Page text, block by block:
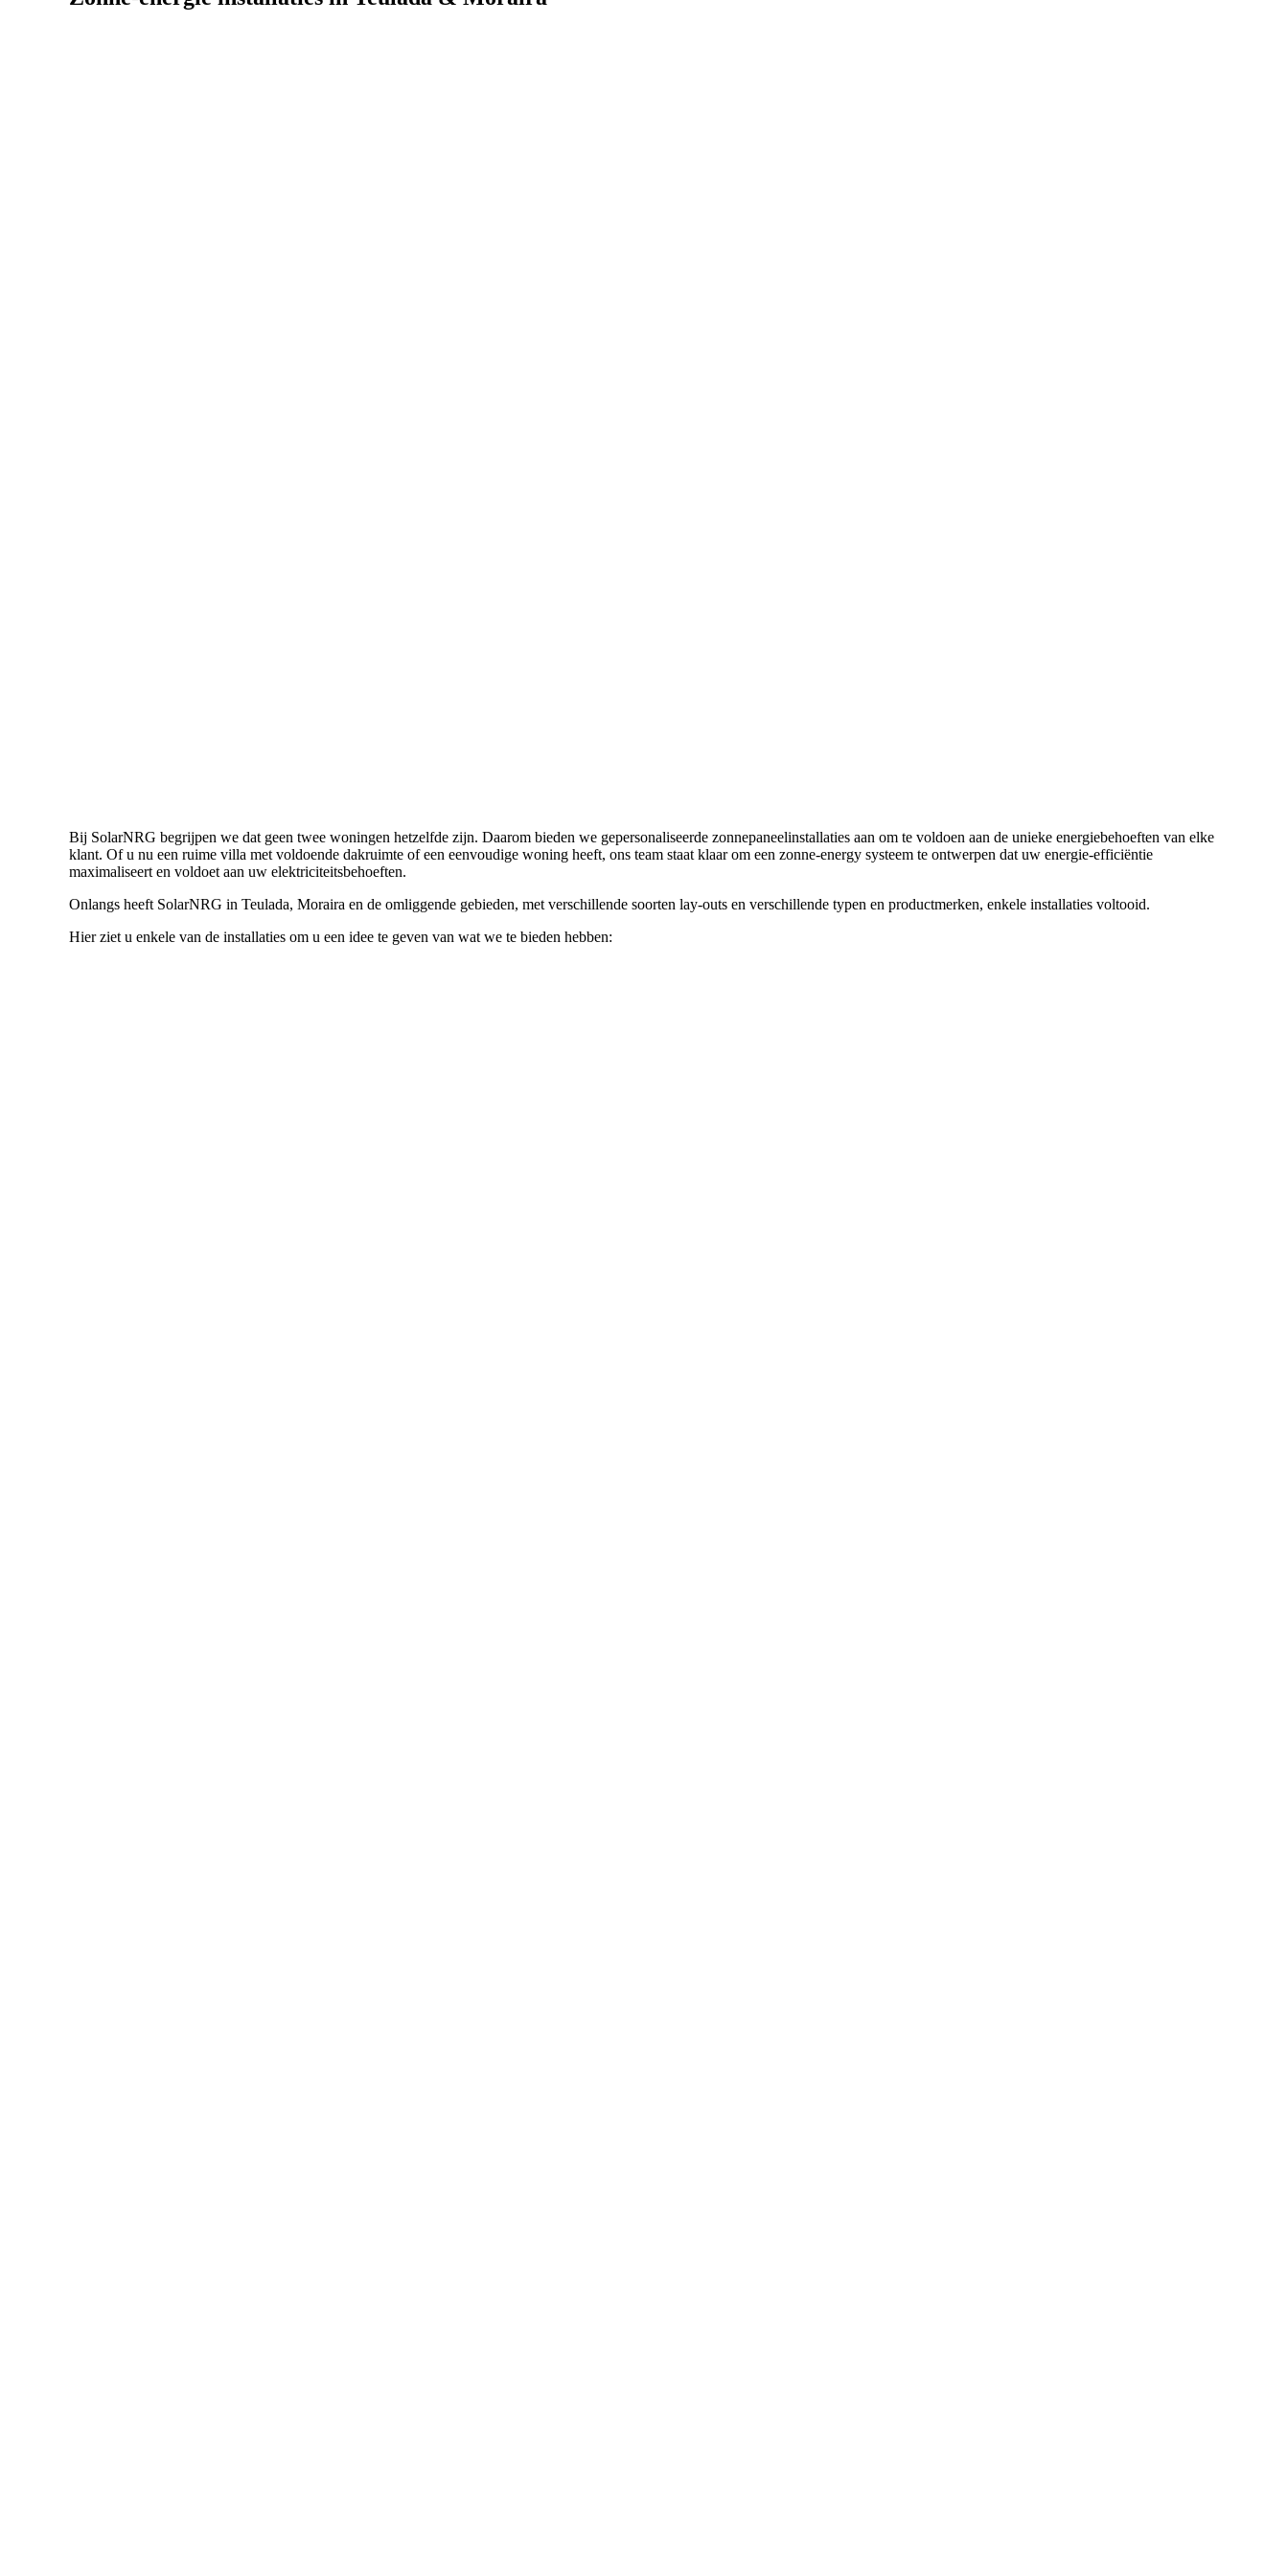
Bij SolarNRG begrijpen we dat geen twee woningen hetzelfde zijn. Daarom bieden we gepersonaliseerde zonnepaneelinstallaties aan om te voldoen aan de unieke energiebehoeften van elke
klant. Of u nu een ruime villa met voldoende dakruimte of een eenvoudige woning heeft, ons team staat klaar om een ​​zonne-energy systeem te ontwerpen dat uw energie-efficiëntie
maximaliseert en voldoet aan uw elektriciteitsbehoeften.
Onlangs heeft SolarNRG in Teulada, Moraira en de omliggende gebieden, met verschillende soorten lay-outs en verschillende typen en productmerken, enkele installaties voltooid.
Hier ziet u enkele van de installaties om u een idee te geven van wat we te bieden hebben: